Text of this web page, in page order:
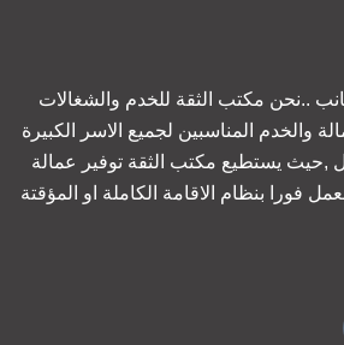
..نحن مكتب الثقة للخدم والشغالات
والخدم المناسبين لجميع الاسر الكبيرة
,حيث يستطيع مكتب الثقة توفير عمالة
فورا بنظام الاقامة الكاملة او المؤقتة